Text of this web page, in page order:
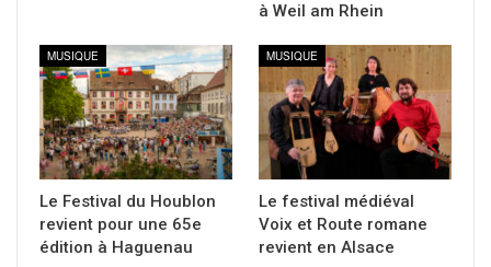
à Weil am Rhein
MUSIQUE
Le Festival du Houblon
revient pour une 65e
édition à Haguenau
MUSIQUE
Le festival médiéval
Voix et Route romane
revient en Alsace